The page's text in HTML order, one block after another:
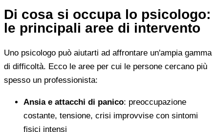
Di cosa si occupa lo psicologo:
le principali aree di intervento
Uno psicologo può aiutarti ad affrontare un'ampia gamma
di difficoltà. Ecco le aree per cui le persone cercano più
spesso un professionista:
Ansia e attacchi di panico: preoccupazione
costante, tensione, crisi improvvise con sintomi
fisici intensi